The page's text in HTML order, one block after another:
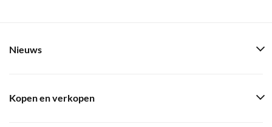
Nieuws
Kopen en verkopen